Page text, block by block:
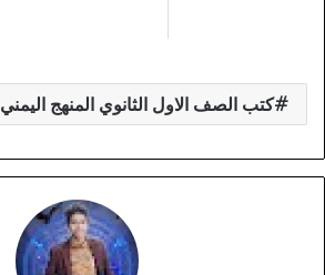
كتب الصف الاول الثانوي المنهج اليمني